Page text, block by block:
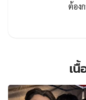
ต้อง
เ